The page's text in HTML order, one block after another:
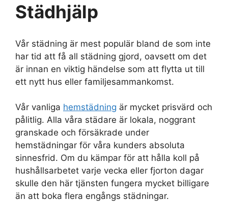
Städhjälp
Vår städning är mest populär bland de som inte
har tid att få all städning gjord, oavsett om det
är innan en viktig händelse som att flytta ut till
ett nytt hus eller familjesammankomst.
Vår vanliga hemstädning är mycket prisvärd och
pålitlig. Alla våra städare är lokala, noggrant
granskade och försäkrade under
hemstädningar för våra kunders absoluta
sinnesfrid. Om du kämpar för att hålla koll på
hushållsarbetet varje vecka eller fjorton dagar
skulle den här tjänsten fungera mycket billigare
än att boka flera engångs städningar.